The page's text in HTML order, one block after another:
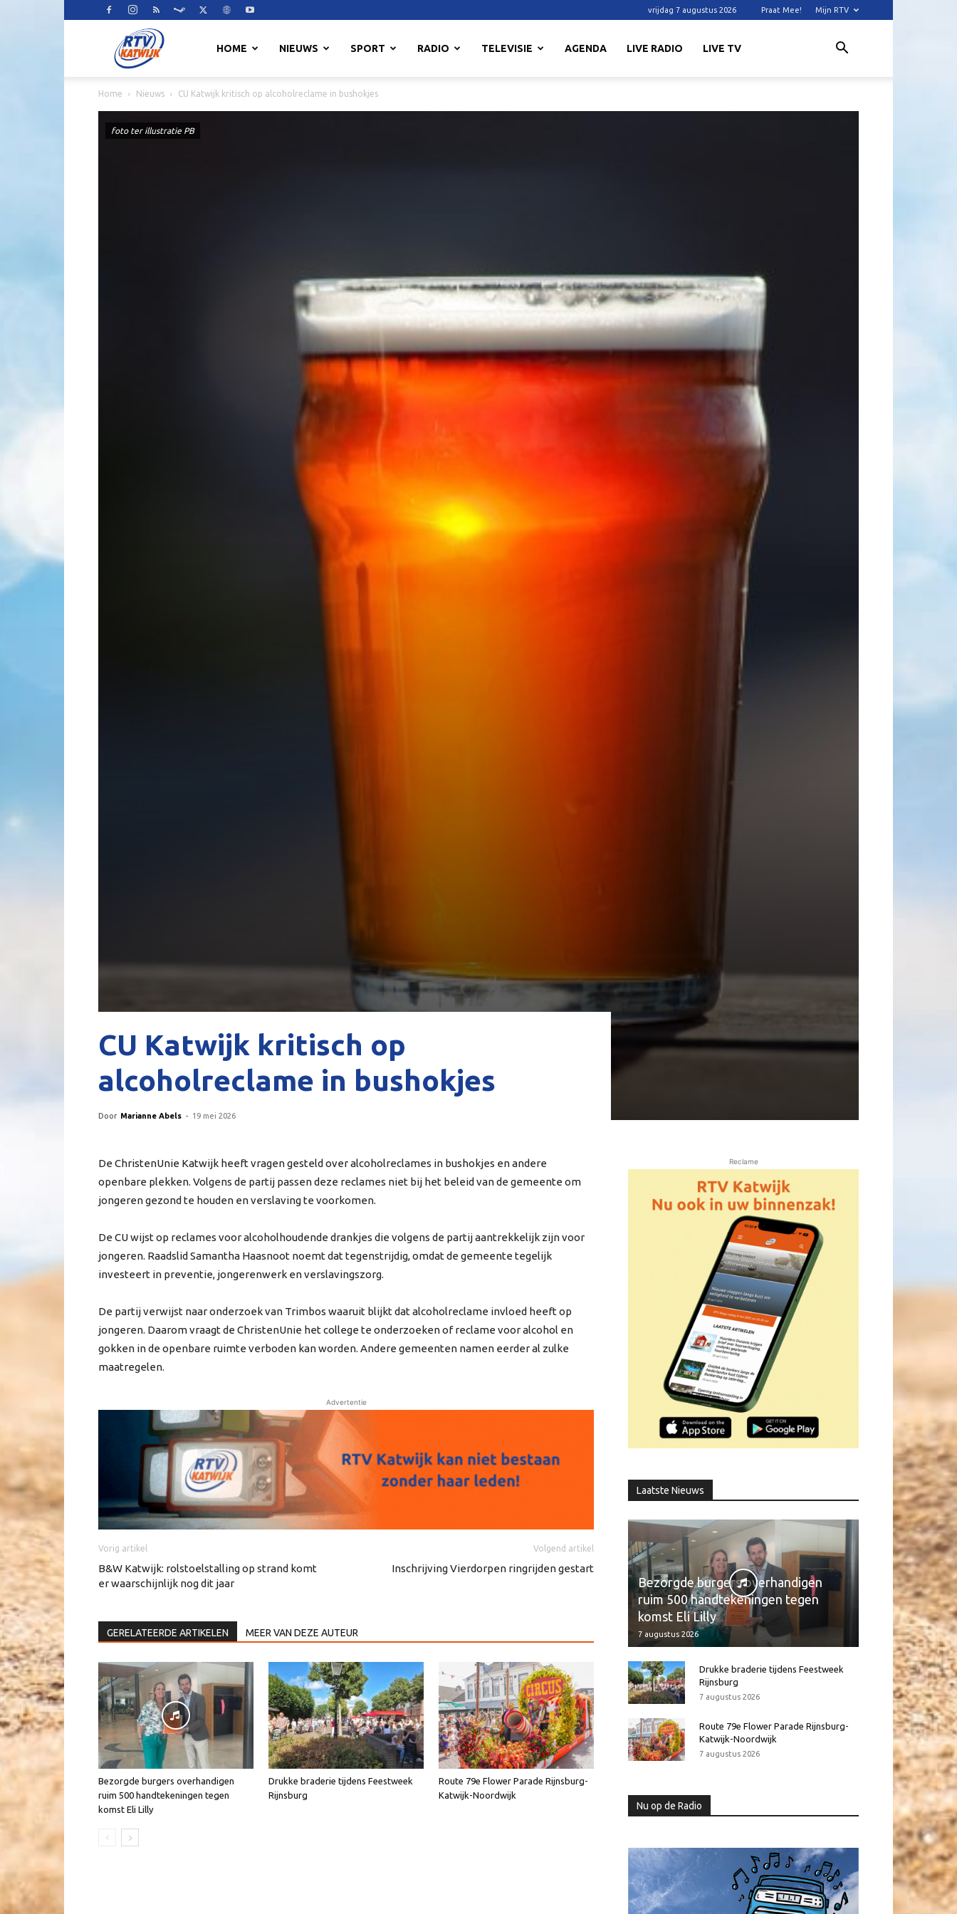
vrijdag 7 augustus 2026 Praat Mee! Mijn RTV
HOME NIEUWS SPORT RADIO TELEVISIE AGENDA LIVE RADIO LIVE TV
Home Nieuws CU Katwijk kritisch op alcoholreclame in bushokjes
foto ter illustratie PB
CU Katwijk kritisch op
alcoholreclame in bushokjes
Door Marianne Abels - 19 mei 2026
De ChristenUnie Katwijk heeft vragen gesteld over alcoholreclames in bushokjes en andere
openbare plekken. Volgens de partij passen deze reclames niet bij het beleid van de gemeente om
jongeren gezond te houden en verslaving te voorkomen.
De CU wijst op reclames voor alcoholhoudende drankjes die volgens de partij aantrekkelijk zijn voor
jongeren. Raadslid Samantha Haasnoot noemt dat tegenstrijdig, omdat de gemeente tegelijk
investeert in preventie, jongerenwerk en verslavingszorg.
De partij verwijst naar onderzoek van Trimbos waaruit blijkt dat alcoholreclame invloed heeft op
jongeren. Daarom vraagt de ChristenUnie het college te onderzoeken of reclame voor alcohol en
gokken in de openbare ruimte verboden kan worden. Andere gemeenten namen eerder al zulke
maatregelen.
Advertentie
Vorig artikel
B&W Katwijk: rolstoelstalling op strand komt
er waarschijnlijk nog dit jaar
Volgend artikel
Inschrijving Vierdorpen ringrijden gestart
GERELATEERDE ARTIKELEN MEER VAN DEZE AUTEUR
Bezorgde burgers overhandigen
ruim 500 handtekeningen tegen
komst Eli Lilly
Drukke braderie tijdens Feestweek
Rijnsburg
Route 79e Flower Parade Rijnsburg-
Katwijk-Noordwijk
Reclame
Laatste Nieuws
Bezorgde burgers overhandigen
ruim 500 handtekeningen tegen
komst Eli Lilly
7 augustus 2026
Drukke braderie tijdens Feestweek
Rijnsburg
7 augustus 2026
Route 79e Flower Parade Rijnsburg-
Katwijk-Noordwijk
7 augustus 2026
Nu op de Radio